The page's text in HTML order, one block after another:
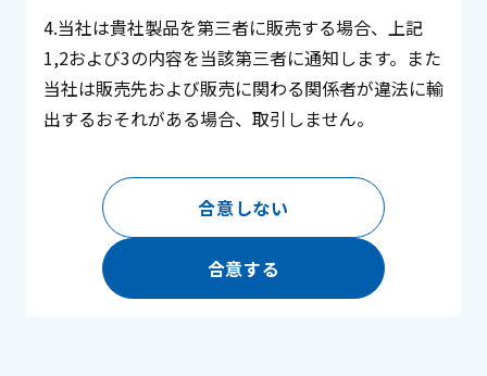
4.当社は貴社製品を第三者に販売する場合、上記
1,2および3の内容を当該第三者に通知します。また
当社は販売先および販売に関わる関係者が違法に輸
出するおそれがある場合、取引しません。
合意しない
合意する